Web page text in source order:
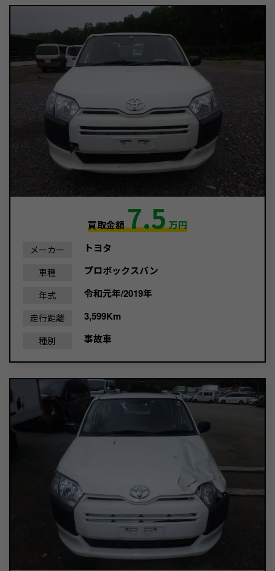
買取金額7.5万円
メーカー トヨタ
車種 プロボックスバン
年式 令和元年/2019年
走行距離 3,599Km
種別 事故車